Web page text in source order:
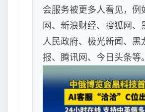
会服务被更多人看见，例
网、新浪财经、搜狐网、
人民政府、极光新闻、黑
报、腾讯网、今日头条等。